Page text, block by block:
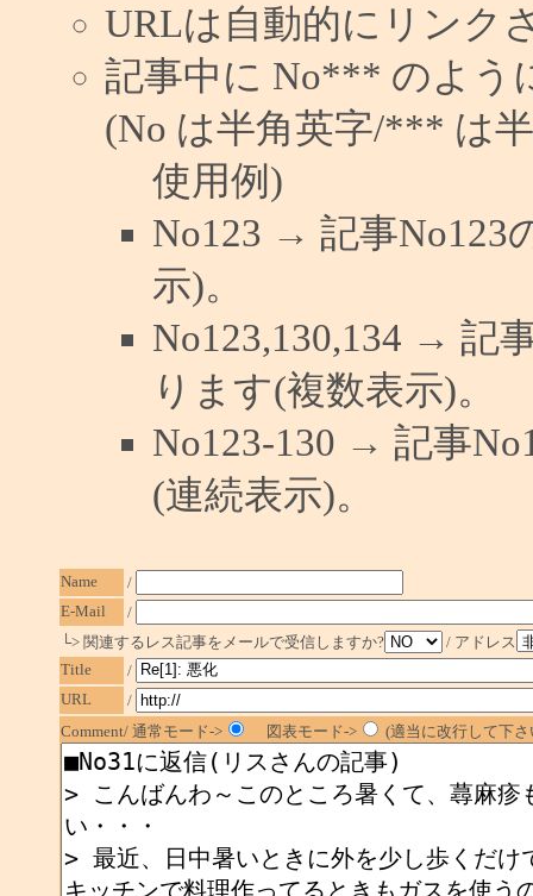
URLは自動的にリンク
記事中に No*** のよう
(No は半角英字/*** は
使用例)
No123 → 記事No123
示)。
No123,130,134 → 記
ります(複数表示)。
No123-130 → 記事
(連続表示)。
Name
/
E-Mail
/
└> 関連するレス記事をメールで受信しますか?
/ アドレス
Title
/
URL
/
Comment/ 通常モード->
図表モード-> (適当に改行して下